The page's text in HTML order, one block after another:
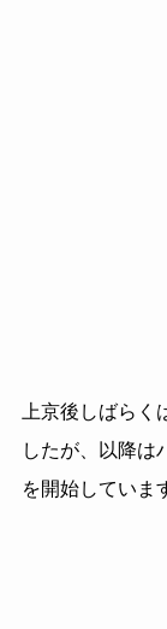
上京後しばらく
したが、以降は
を開始していま